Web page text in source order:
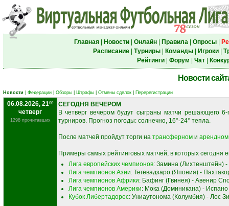
Главная| Новости| Онлайн| Правила| Опросы|
Расписание| Турниры| Команды| Игроки|
Рейтинги| Форум Чат|
Новости
Новости Федерации Обзоры Штрафы Отмены сделок Перерегистрации
06.08.2026, 2100
четверг
1298 прочитавших
СЕГОДНЯ ВЕЧЕРОМ
В четверг вечером будут сыграны матчи решающего 6-
турниров. Прогноз погоды: солнечно, 16°-24° тепла.
После матчей пройдут торги на трансферном и арендном
Примеры самых рейтинговых матчей, в которых сегодня
Лига европейских чемпионов: Замина (Лихтенштейн)
Лига чемпионов Азии: Тегевадзаро (Япония) -
Лига чемпионов Африки: Бафинг (Гвинея) - Авенир
Лига чемпионов Америки: Мока (Доминикана) -
Кубок Либертадорес: Униаутонома (Колумбия) - Лос